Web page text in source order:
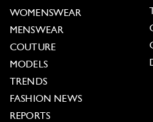
WOMENSWEAR
MENSWEAR
COUTURE
MODELS
TRENDS
FASHION NEWS
REPORTS